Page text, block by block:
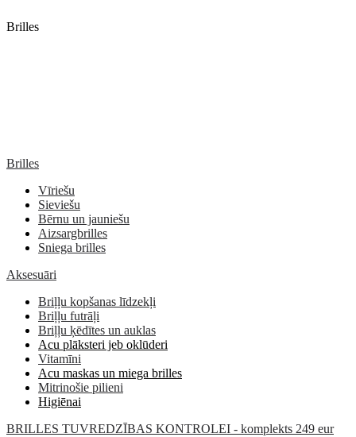
Brilles
Brilles
Vīriešu
Sieviešu
Bērnu un jauniešu
Aizsargbrilles
Sniega brilles
Aksesuāri
Briļļu kopšanas līdzekļi
Briļļu futrāļi
Briļļu ķēdītes un auklas
Acu plāksteri jeb oklūderi
Vitamīni
Acu maskas un miega brilles
Mitrinošie pilieni
Higiēnai
BRILLES TUVREDZĪBAS KONTROLEI - komplekts 249 eur